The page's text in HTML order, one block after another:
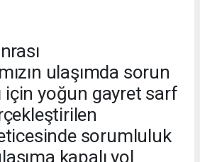
ulaşımda sorun
için yoğun gayret sarf
sorumluluk
kapalı yol